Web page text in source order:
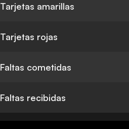
Tarjetas amarillas
Tarjetas rojas
Faltas cometidas
Faltas recibidas